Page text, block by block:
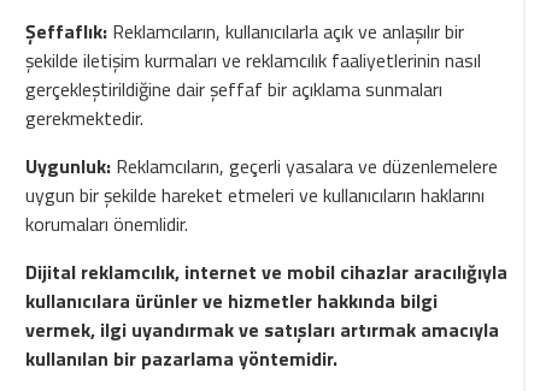
Şeffaflık: Reklamcıların, kullanıcılarla açık ve anlaşılır bir
şekilde iletişim kurmaları ve reklamcılık faaliyetlerinin nasıl
gerçekleştirildiğine dair şeffaf bir açıklama sunmaları
gerekmektedir.
Uygunluk: Reklamcıların, geçerli yasalara ve düzenlemelere
uygun bir şekilde hareket etmeleri ve kullanıcıların haklarını
korumaları önemlidir.
Dijital reklamcılık, internet ve mobil cihazlar aracılığıyla
kullanıcılara ürünler ve hizmetler hakkında bilgi
vermek, ilgi uyandırmak ve satışları artırmak amacıyla
kullanılan bir pazarlama yöntemidir.